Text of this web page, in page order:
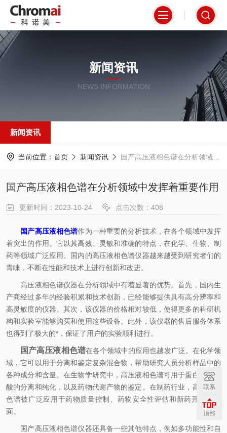
新闻资讯
NEWS INFORMATION
新闻资讯
当前位置： 首页 新闻资讯 国产高压液相色谱在分析领域中发挥着重要作用
国产高压液相色谱在分析领域中发挥着重要作用
更新时间：2023-10-24 点击次数：408
国产高压液相色谱作为一种重要的分析技术，在各个领域中发挥
着突出的作用。它以其高效、灵敏和准确的特点，在化学、生物、制
药等领域广泛应用。国内的高压液相色谱仪器越来越受到研究者们的
青睐，不断在性能和技术上进行创新和改进。
高压液相色谱仪器在分析领域中有着显著的优势。首先，国内生
产商经过多年的经验积累和技术创新，已经能够提供具有高分辨率和
高灵敏度的仪器。其次，该仪器的价格相对较低，使得更多的科研机
构和实验室能够购买和使用这些设备。此外，该仪器的售后服务体系
也得到了极大的*，保证了用户的实验顺利进行。
国产高压液相色谱在各个领域中的应用也越发广泛。在化学领
域，它可以用于分离和鉴定复杂混合物，帮助研究人员分析样品中的
各种成分和含量。在生物学研究中，高压液相色谱可用于蛋白质和核
酸的分离和纯化，以及药物代谢产物的鉴定。在制药行业，高压液相
色谱被广泛应用于药物质量控制、药物安全性评估和新药开发等方
面。
国产高压液相色谱仪器还具备一些其他特点，例如多功能性和自
联系
顶部